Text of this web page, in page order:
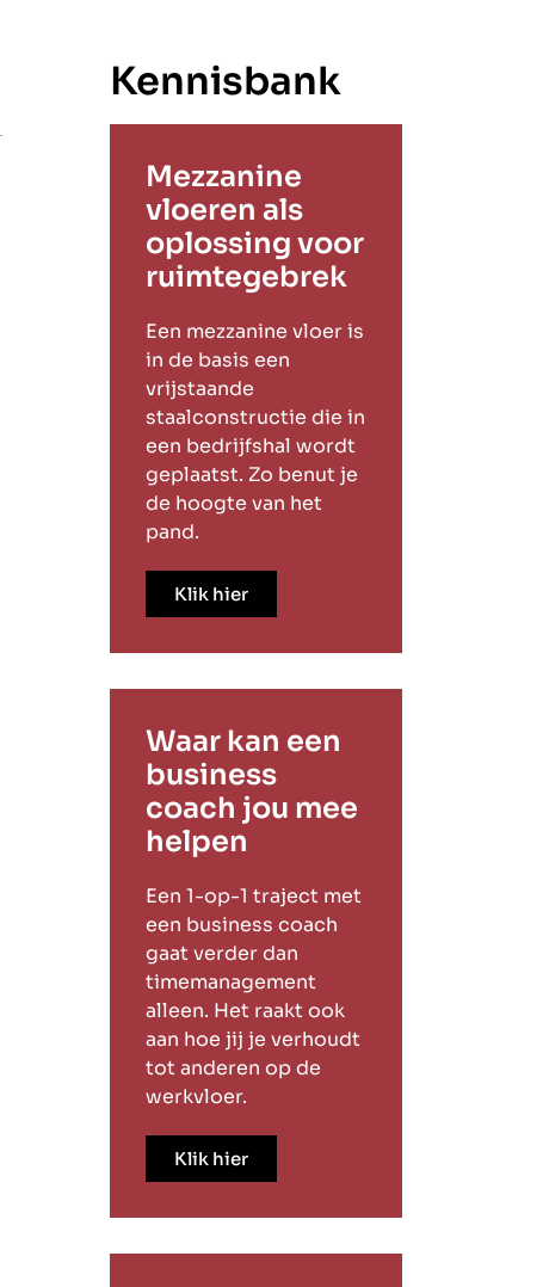
Kennisbank
Mezzanine
vloeren als
oplossing voor
ruimtegebrek
Een mezzanine vloer is
in de basis een
vrijstaande
staalconstructie die in
een bedrijfshal wordt
geplaatst. Zo benut je
de hoogte van het
pand.
Klik hier
Waar kan een
business
coach jou mee
helpen
Een 1-op-1 traject met
een business coach
gaat verder dan
timemanagement
alleen. Het raakt ook
aan hoe jij je verhoudt
tot anderen op de
werkvloer.
Klik hier